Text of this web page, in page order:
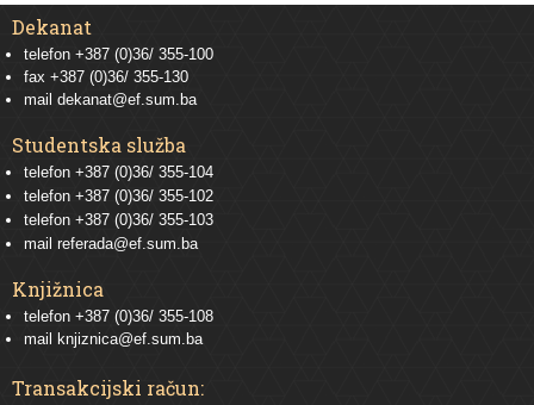
Dekanat
telefon +387 (0)36/ 355-100
fax +387 (0)36/ 355-130
mail dekanat@ef.sum.ba
Studentska služba
telefon +387 (0)36/ 355-104
telefon +387 (0)36/ 355-102
telefon +387 (0)36/ 355-103
mail referada@ef.sum.ba
Knjižnica
telefon +387 (0)36/ 355-108
mail
knjiznica@ef.sum.ba
Transakcijski račun: